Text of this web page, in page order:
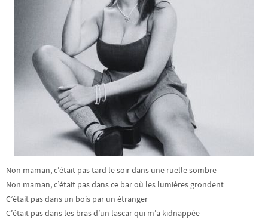
Non maman, c’était pas tard le soir dans une ruelle sombre
Non maman, c’était pas dans ce bar où les lumières grondent
C’était pas dans un bois par un étranger
C’était pas dans les bras d’un lascar qui m’a kidnappée